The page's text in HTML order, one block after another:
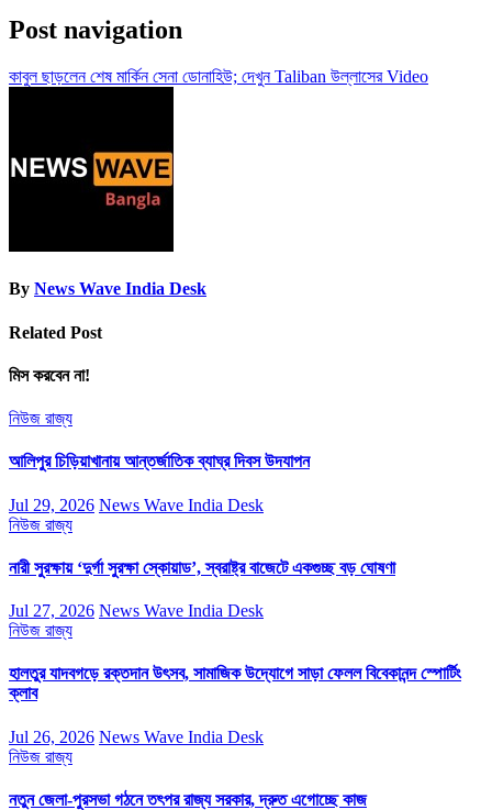
Post navigation
কাবুল ছাড়লেন শেষ মার্কিন সেনা ডোনাহিউ; দেখুন Taliban উল্লাসের Video
By News Wave India Desk
Related Post
মিস করবেন না!
নিউজ রাজ্য
আলিপুর চিড়িয়াখানায় আন্তর্জাতিক ব্যাঘ্র দিবস উদযাপন
Jul 29, 2026 News Wave India Desk
নিউজ রাজ্য
নারী সুরক্ষায় ‘দুর্গা সুরক্ষা স্কোয়াড’, স্বরাষ্ট্র বাজেটে একগুচ্ছ বড় ঘোষণা
Jul 27, 2026 News Wave India Desk
নিউজ রাজ্য
হালতুর যাদবগড়ে রক্তদান উৎসব, সামাজিক উদ্যোগে সাড়া ফেলল বিবেকানন্দ স্পোর্টিং
ক্লাব
Jul 26, 2026 News Wave India Desk
নিউজ রাজ্য
নতুন জেলা-পুরসভা গঠনে তৎপর রাজ্য সরকার, দ্রুত এগোচ্ছে কাজ